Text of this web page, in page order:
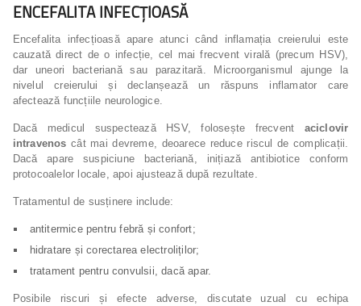
ENCEFALITA INFECȚIOASĂ
Encefalita infecțioasă apare atunci când inflamația creierului este
cauzată direct de o infecție, cel mai frecvent virală (precum HSV),
dar uneori bacteriană sau parazitară. Microorganismul ajunge la
nivelul creierului și declanșează un răspuns inflamator care
afectează funcțiile neurologice.
Dacă medicul suspectează HSV, folosește frecvent aciclovir
intravenos cât mai devreme, deoarece reduce riscul de complicații.
Dacă apare suspiciune bacteriană, inițiază antibiotice conform
protocoalelor locale, apoi ajustează după rezultate.
Tratamentul de susținere include:
antitermice pentru febră și confort;
hidratare și corectarea electroliților;
tratament pentru convulsii, dacă apar.
Posibile riscuri și efecte adverse, discutate uzual cu echipa